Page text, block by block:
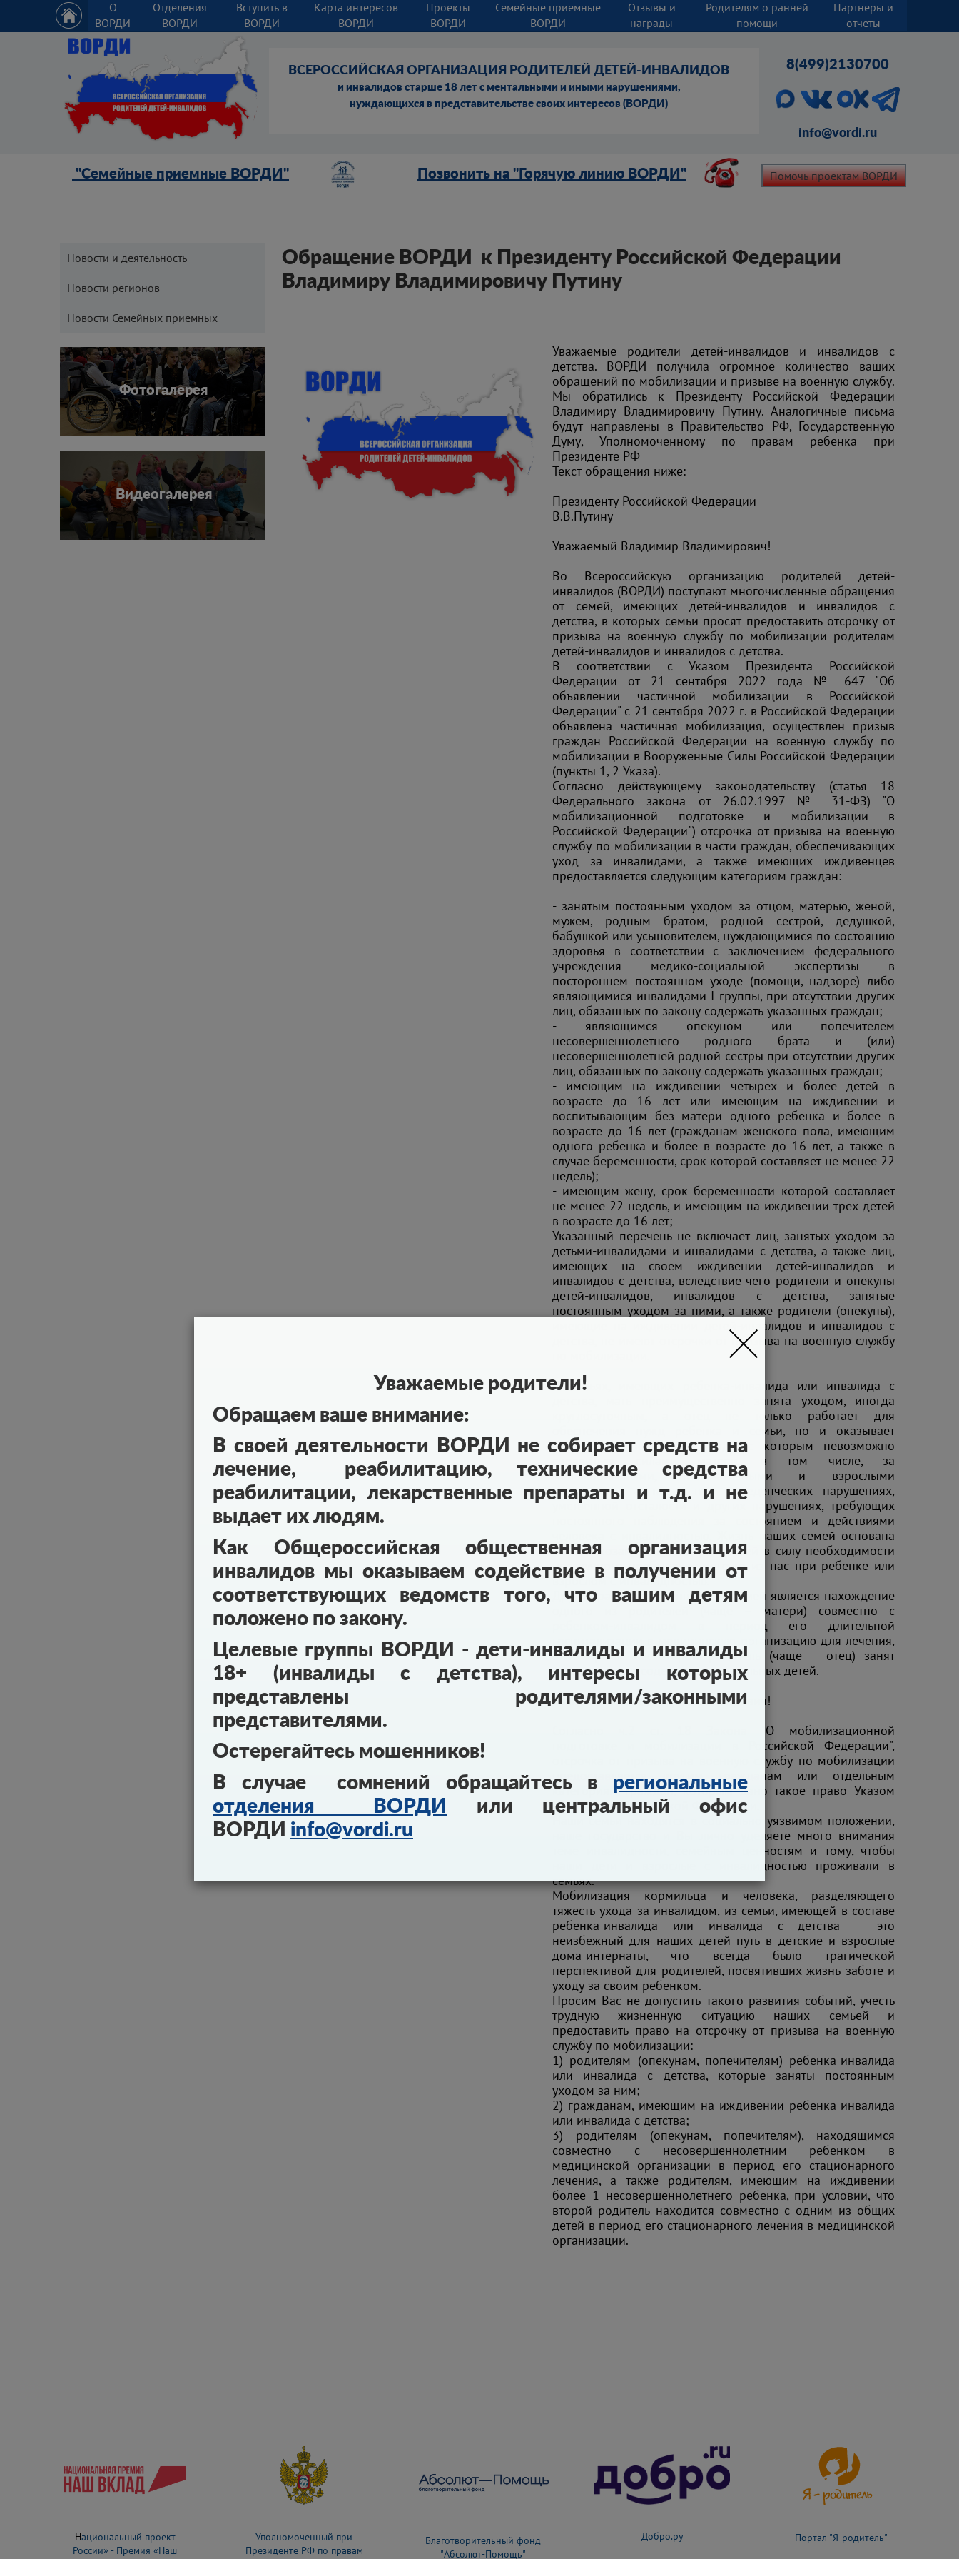
О
ВОРДИ
Отделения
ВОРДИ
Вступить в
ВОРДИ
Карта интересов
ВОРДИ
Проекты
ВОРДИ
Семейные приемные
ВОРДИ
Отзывы и
награды
Родителям о ранней
помощи
Партнеры и
отчеты
ВСЕРОССИЙСКАЯ ОРГАНИЗАЦИЯ РОДИТЕЛЕЙ ДЕТЕЙ-ИНВАЛИДОВ
и инвалидов старше 18 лет с ментальными и иными нарушениями,
нуждающихся в представительстве своих интересов (ВОРДИ)
info@vordi.ru
8(499)2130700
"Семейные приемные ВОРДИ" Позвонить на "Горячую линию ВОРДИ" Помочь проектам ВОРДИ
Уважаемые родители детей-инвалидов и инвалидов с
детства. ВОРДИ получила огромное количество ваших
обращений по мобилизации и призыве на военную службу.
Мы обратились к Президенту Российской Федерации
Владимиру Владимировичу Путину. Аналогичные письма
будут направлены в Правительство РФ, Государственную
Думу, Уполномоченному по правам ребенка при
Президенте РФ
Текст обращения ниже:
Президенту Российской Федерации
В.В.Путину
Уважаемый Владимир Владимирович!
Во Всероссийскую организацию родителей детей-
инвалидов (ВОРДИ) поступают многочисленные обращения
от семей, имеющих детей-инвалидов и инвалидов с
детства, в которых семьи просят предоставить отсрочку от
призыва на военную службу по мобилизации родителям
детей-инвалидов и инвалидов с детства.
В соответствии с Указом Президента Российской
Федерации от 21 сентября 2022 года № 647 "Об
объявлении частичной мобилизации в Российской
Федерации" с 21 сентября 2022 г. в Российской Федерации
объявлена частичная мобилизация, осуществлен призыв
граждан Российской Федерации на военную службу по
мобилизации в Вооруженные Силы Российской Федерации
(пункты 1, 2 Указа).
Согласно действующему законодательству (статья 18
Федерального закона от 26.02.1997 № 31-ФЗ) "О
мобилизационной подготовке и мобилизации в
Российской Федерации") отсрочка от призыва на военную
службу по мобилизации в части граждан, обеспечивающих
уход за инвалидами, а также имеющих иждивенцев
предоставляется следующим категориям граждан:
- занятым постоянным уходом за отцом, матерью, женой,
мужем, родным братом, родной сестрой, дедушкой,
бабушкой или усыновителем, нуждающимися по состоянию
здоровья в соответствии с заключением федерального
учреждения медико-социальной экспертизы в
постороннем постоянном уходе (помощи, надзоре) либо
являющимися инвалидами I группы, при отсутствии других
лиц, обязанных по закону содержать указанных граждан;
- являющимся опекуном или попечителем
несовершеннолетнего родного брата и (или)
несовершеннолетней родной сестры при отсутствии других
лиц, обязанных по закону содержать указанных граждан;
- имеющим на иждивении четырех и более детей в
возрасте до 16 лет или имеющим на иждивении и
воспитывающим без матери одного ребенка и более в
возрасте до 16 лет (гражданам женского пола, имеющим
одного ребенка и более в возрасте до 16 лет, а также в
случае беременности, срок которой составляет не менее 22
недель);
- имеющим жену, срок беременности которой составляет
не менее 22 недель, и имеющим на иждивении трех детей
в возрасте до 16 лет;
Указанный перечень не включает лиц, занятых уходом за
детьми-инвалидами и инвалидами с детства, а также лиц,
имеющих на своем иждивении детей-инвалидов и
инвалидов с детства, вследствие чего родители и опекуны
детей-инвалидов, инвалидов с детства, занятые
постоянным уходом за ними, а также родители (опекуны),
имеющие на иждивении детей-инвалидов и инвалидов с
детства, не имеют отсрочки от призыва на военную службу
В семьях, имеющих ребенка-инвалида или инвалида с
детства, мать преимущественно занята уходом, иногда
круглосуточным, а отец не только работает для
обеспечения нужд ребенка и семьи, но и оказывает
физическую помощь в уходе, с которым невозможно
справиться силами матери, в том числе, за
маломобильными, паллиативными и взрослыми
инвалидами, а также при поведенческих нарушениях,
умственной отсталости и других нарушениях, требующих
постоянного наблюдения за состоянием и действиями
человека с инвалидностью. Жизнь наших семей основана
на взаимозаменяемости родителей в силу необходимости
неотлучного пребывания кого-то из нас при ребенке или
взрослом с инвалидностью.
Другой распространенной ситуацией является нахождение
одного из родителей (чаще – матери) совместно с
ребенком-инвалидом в период его длительной
госпитализации в медицинскую организацию для лечения,
в то время как второй родитель (чаще – отец) занят
воспитанием и содержанием остальных детей.
Уважаемый Владимир Владимирович!
Согласно ч.2 ст. 18 Закона "О мобилизационной
подготовке и мобилизации в Российской Федерации",
отсрочка от призыва на военную службу по мобилизации
предоставляется другим гражданам или отдельным
категориям граждан, которым дано такое право Указом
Президента Российской Федерации.
Наши семьи находятся в социально уязвимом положении,
наше государство и Вы лично уделяете много внимания
теме инвалидности, семейным ценностям и тому, чтобы
наши дети и взрослые с инвалидностью проживали в
семьях.
Мобилизация кормильца и человека, разделяющего
тяжесть ухода за инвалидом, из семьи, имеющей в составе
ребенка-инвалида или инвалида с детства – это
неизбежный для наших детей путь в детские и взрослые
дома-интернаты, что всегда было трагической
перспективой для родителей, посвятивших жизнь заботе и
уходу за своим ребенком.
Просим Вас не допустить такого развития событий, учесть
трудную жизненную ситуацию наших семьей и
предоставить право на отсрочку от призыва на военную
службу по мобилизации:
1) родителям (опекунам, попечителям) ребенка-инвалида
или инвалида с детства, которые заняты постоянным
уходом за ним;
2) гражданам, имеющим на иждивении ребенка-инвалида
или инвалида с детства;
3) родителям (опекунам, попечителям), находящимся
совместно с несовершеннолетним ребенком в
медицинской организации в период его стационарного
лечения, а также родителям, имеющим на иждивении
более 1 несовершеннолетнего ребенка, при условии, что
второй родитель находится совместно с одним из общих
детей в период его стационарного лечения в медицинской
организации.
Новости и деятельность
Новости регионов
Новости Семейных приемных
Фотогалерея
Видеогалерея
Обращение ВОРДИ к Президенту Российской Федерации
Владимиру Владимировичу Путину
Уполномоченный при
Президенте РФ по правам
Благотворительный фонд
"Абсолют-Помощь"
Национальный проект
России» - Премия «Наш
Добро.ру Портал "Я-родитель"
Уважаемые родители!
Обращаем ваше внимание:
В своей деятельности ВОРДИ не собирает средств на
лечение, реабилитацию, технические средства
реабилитации, лекарственные препараты и т.д. и не
выдает их людям.
Как Общероссийская общественная организация
инвалидов мы оказываем содействие в получении от
соответствующих ведомств того, что вашим детям
положено по закону.
Целевые группы ВОРДИ - дети-инвалиды и инвалиды
18+ (инвалиды с детства), интересы которых
представлены родителями/законными
представителями.
Остерегайтесь мошенников!
В случае сомнений обращайтесь в региональные
отделения ВОРДИ
или центральный офис
ВОРДИ info@vordi.ru